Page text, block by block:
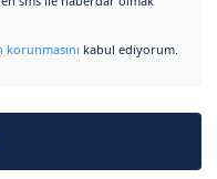
kabul ediyorum.